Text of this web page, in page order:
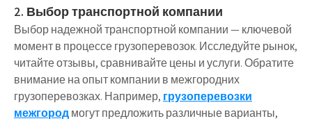
2. Выбор транспортной компании
Выбор надежной транспортной компании — ключевой
момент в процессе грузоперевозок. Исследуйте рынок,
читайте отзывы, сравнивайте цены и услуги. Обратите
внимание на опыт компании в межгородних
грузоперевозках. Например, грузоперевозки
межгородмогут предложить различные варианты,